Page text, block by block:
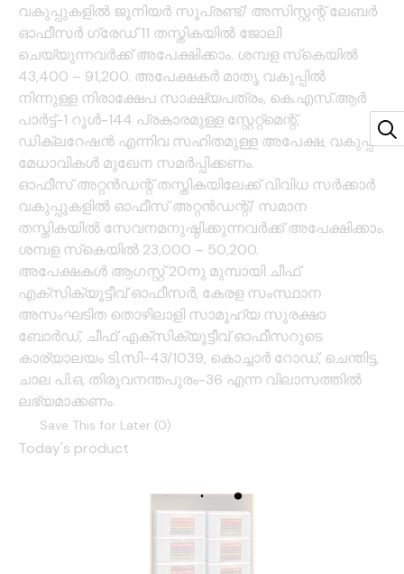
വകുപ്പുകളിൽ ജൂനിയർ സൂപ്രണ്ട്/ അസിസ്റ്റന്റ് ലേബർ
ഓഫീസർ ഗ്രേഡ് 11 തസ്തികയിൽ ജോലി
ചെയ്യുന്നവർക്ക് അപേക്ഷിക്കാം. ശമ്പള സ്‌കെയിൽ
43,400 – 91,200. അപേക്ഷകർ മാതൃ വകുപ്പിൽ
നിന്നുള്ള നിരാക്ഷേപ സാക്ഷ്യപത്രം, കെ.എസ്.ആർ
പാർട്ട്-1 റൂൾ-144 പ്രകാരമുള്ള സ്റ്റേറ്റ്‌മെന്റ്‌,
ഡിക്ലറേഷൻ എന്നിവ സഹിതമുള്ള അപേക്ഷ, വകുപ്പ്
മേധാവികൾ മുഖേന സമർപ്പിക്കണം.
ഓഫീസ് അറ്റൻഡന്റ് തസ്തികയിലേക്ക് വിവിധ സർക്കാർ
വകുപ്പുകളിൽ ഓഫീസ് അറ്റൻഡന്റ്/ സമാന
തസ്തികയിൽ സേവനമനുഷ്ഠിക്കുന്നവർക്ക് അപേക്ഷിക്കാം.
ശമ്പള സ്‌കെയിൽ 23,000 – 50,200.
അപേക്ഷകൾ ആഗസ്റ്റ് 20നു മുമ്പായി ചീഫ്
എക്സിക്യൂട്ടീവ് ഓഫീസർ, കേരള സംസ്ഥാന
അസംഘടിത തൊഴിലാളി സാമൂഹ്യ സുരക്ഷാ
ബോർഡ്, ചീഫ് എക്സിക്യൂട്ടീവ് ഓഫീസറുടെ
കാര്യാലയം ടി.സി-43/1039, കൊച്ചാർ റോഡ്, ചെന്തിട്ട,
ചാല പി.ഒ, തിരുവനന്തപുരം-36 എന്ന വിലാസത്തിൽ
ലഭ്യമാക്കണം.
Save This for Later (0)
Today's product